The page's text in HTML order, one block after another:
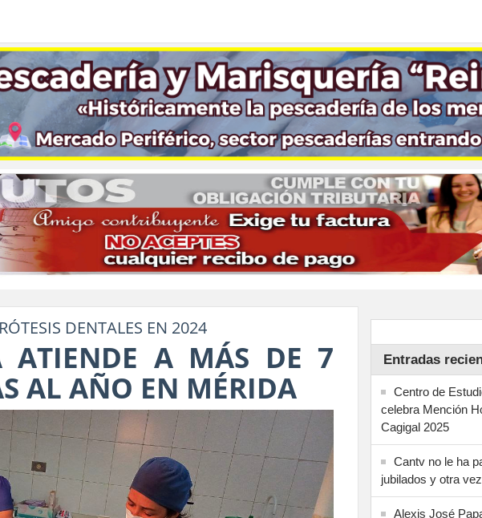
DENTALES EN 2024
ATIENDE A MÁS DE 7
AL AÑO EN MÉRIDA
Entradas
Centro de
celebra Mención
Cagigal 2025
Cantv no le ha
jubilados y otra
Alexis José